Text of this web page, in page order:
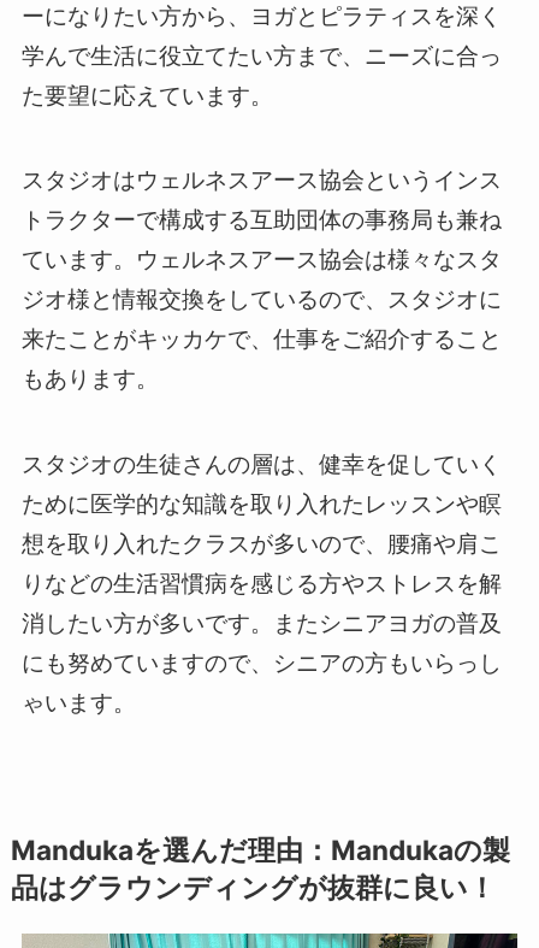
ーになりたい方から、ヨガとピラティスを深く
学んで生活に役立てたい方まで、ニーズに合っ
た要望に応えています。
スタジオはウェルネスアース協会というインス
トラクターで構成する互助団体の事務局も兼ね
ています。ウェルネスアース協会は様々なスタ
ジオ様と情報交換をしているので、スタジオに
来たことがキッカケで、仕事をご紹介すること
もあります。
スタジオの生徒さんの層は、健幸を促していく
ために医学的な知識を取り入れたレッスンや瞑
想を取り入れたクラスが多いので、腰痛や肩こ
りなどの生活習慣病を感じる方やストレスを解
消したい方が多いです。またシニアヨガの普及
にも努めていますので、シニアの方もいらっし
ゃいます。
Mandukaを選んだ理由：Mandukaの製
品はグラウンディングが抜群に良い！